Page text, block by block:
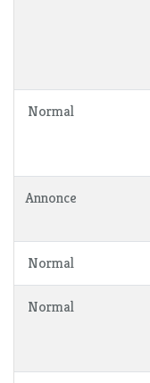
Normal
Annonce
Normal
Normal